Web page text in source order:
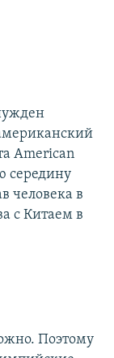
American
середину
человека в
с Китаем в
Поэтому